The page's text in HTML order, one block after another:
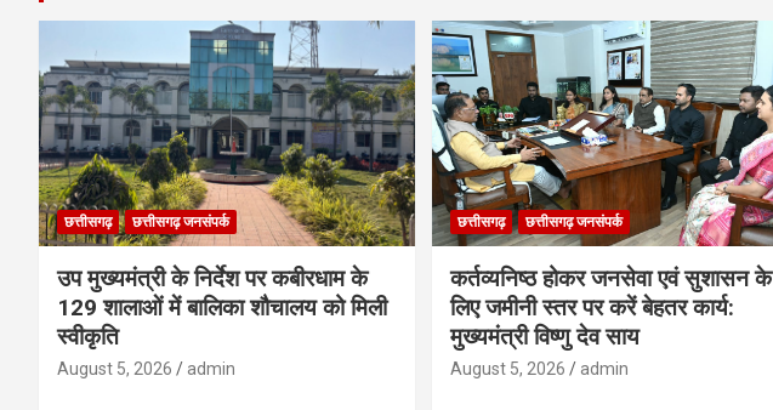
छत्तीसगढ़ छत्तीसगढ़ जनसंपर्क
उप मुख्यमंत्री के निर्देश पर कबीरधाम के
129 शालाओं में बालिका शौचालय को मिली
स्वीकृति
August 5, 2026 admin
छत्तीसगढ़ छत्तीसगढ़ जनसंपर्क
कर्तव्यनिष्ठ होकर जनसेवा एवं सुशासन के
लिए जमीनी स्तर पर करें बेहतर कार्य:
मुख्यमंत्री विष्णु देव साय
August 5, 2026 admin